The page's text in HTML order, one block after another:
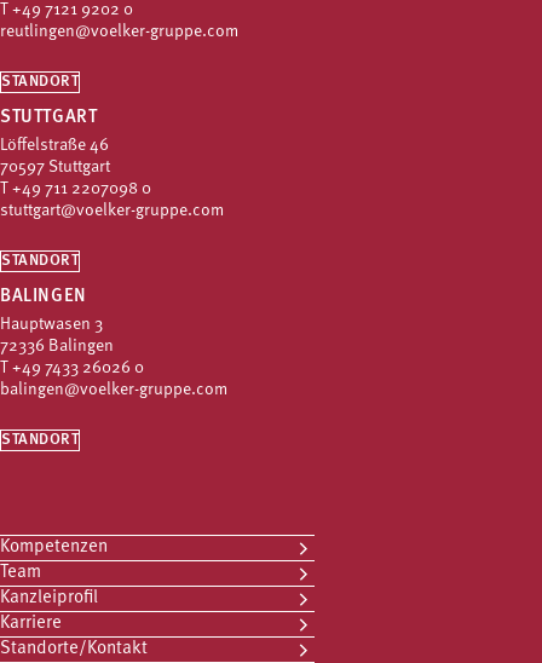
T +49 7121 9202 0
reutlingen@voelker-gruppe.com
STANDORT
STUTTGART
Löffelstraße 46
70597 Stuttgart
T +49 711 2207098 0
stuttgart@voelker-gruppe.com
STANDORT
BALINGEN
Hauptwasen 3
72336 Balingen
T +49 7433 26026 0
balingen@voelker-gruppe.com
STANDORT
Kompetenzen
Team
Kanzleiprofil
Karriere
Standorte/Kontakt